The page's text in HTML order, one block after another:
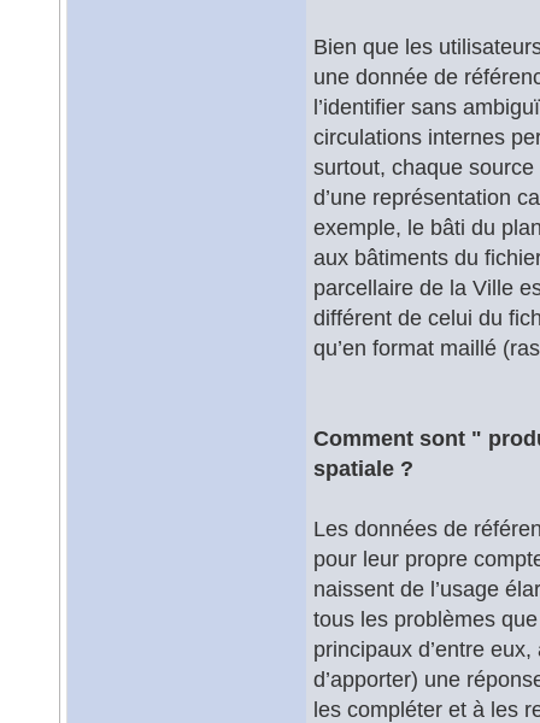
Bien que les
une donnée de
l’identifier sans
circulations internes
surtout, chaque
d’une représentation
exemple, le bâti du
aux bâtiments du
parcellaire de la Ville
différent de celui du
qu’en format maillé
Comment sont "
spatiale ?
Les données de
pour leur propre
naissent de l’usage
tous les problèmes
principaux d’entre
d’apporter) une
les compléter et à les